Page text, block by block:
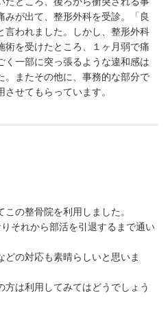
が出て、整形外科を受診。「良
言われました。しかし、整形外科
術を受けたところ、１ヶ月弱で痛
く一部に突っ張るような違和感は
。またその他に、事務的な部分で
せてもらっています。
の整骨院を利用しました。
それから部活を引退するまで通い
の対応も素晴らしいと思いま
方は利用してみてはどうでしょう